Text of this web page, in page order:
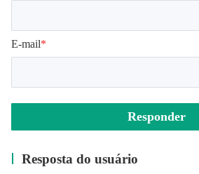
E-mail*
Responder
Resposta do usuário